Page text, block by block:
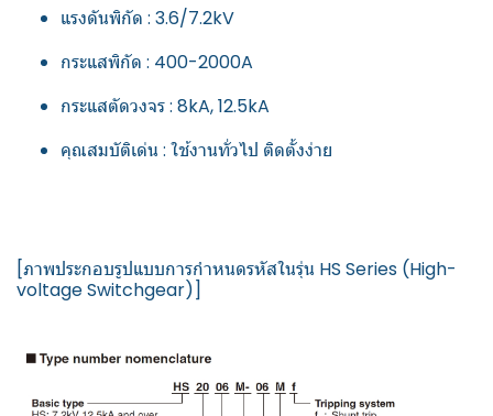
แรงดันพิกัด : 3.6/7.2kV
กระแสพิกัด : 400-2000A
กระแสตัดวงจร : 8kA, 12.5kA
คุณสมบัติเด่น : ใช้งานทั่วไป ติดตั้งง่าย
[ภาพประกอบรูปแบบการกำหนดรหัสในรุ่น HS Series (High-
voltage Switchgear)]